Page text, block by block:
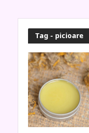
Tag - picioare